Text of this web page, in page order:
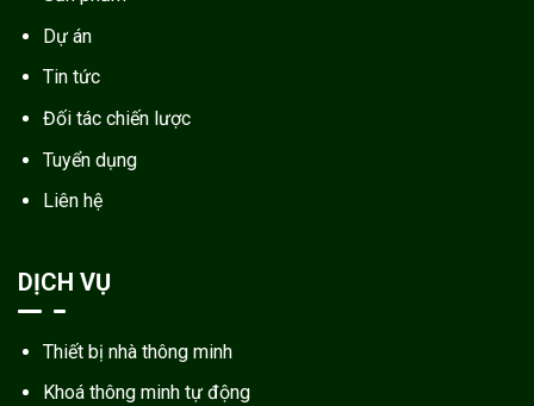
Dự án
Tin tức
Đối tác chiến lược
Tuyển dụng
Liên hệ
DỊCH VỤ
Thiết bị nhà thông minh
Khoá thông minh tự động